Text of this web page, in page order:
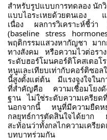
สำหรับรูปแบบการทดลอง นัก
แบบไอระเหยด้วยตนเอง แ
เนื่อง ผลการวิเคราะห์ชี้ว่า
(baseline stress
พฤติกรรมแสวงหากัญชา มา
ทางสังคม หรือความไวต่อร
ระดับฮอร์โมนคอร์ติโคสเตอ
หนูและเทียบเท่ากับคอร์ติซอ
นี้สูงตั้งแต่ต้น มีแรงจูงใจใน
ที่สำคัญคือ ความเชื่อมโยงดั
ฐาน ไม่ใช่ระดับความเครียด
นอกจากนี้ หนูที่มีความยืดห
กลยุทธ์การตัดสินใจได้ยาก
สะท้อนว่าทั้งกลไกความเครีย
บทบาทร่วมกัน